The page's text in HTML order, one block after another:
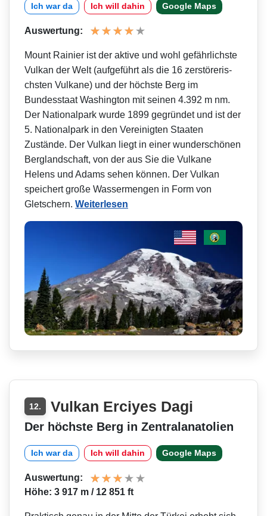
Ich war da Ich will dahin Google Maps
Auswertung:
Mount Rainier ist der aktive und wohl gefährlichste
Vulkan der Welt (aufgeführt als die 16 zerstöreris­
chsten Vulkane) und der höchste Berg im
Bundesstaat Washington mit seinen 4.392 m nm.
Der Nationalpark wurde 1899 gegründet und ist der
5. Nationalpark in den Vereinigten Staaten
Zustände. Der Vulkan liegt in einer wunderschönen
Berglandschaft, von der aus Sie die Vulkane
Helens und Adams sehen können. Der Vulkan
speichert große Wassermengen in Form von
Gletschern. Weiterlesen
12. Vulkan Erciyes Dagi
Der höchste Berg in Zentralanatolien
Ich war da Ich will dahin Google Maps
Auswertung:
Höhe: 3 917 m / 12 851 ft